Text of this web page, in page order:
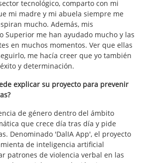
tecnológico, comparto con mi
mi madre y mi abuela siempre me
mucho. Además, mis
Superior me han ayudado mucho y las
en muchos momentos. Ver que ellas
me hacía creer que yo también
y determinación.
explicar su proyecto para prevenir
de género dentro del ámbito
que crece día tras día y pide
Denominado 'DalIA App', el proyecto
de inteligencia artificial
patrones de violencia verbal en las